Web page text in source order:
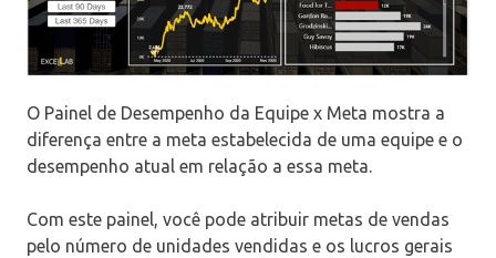
O Painel de Desempenho da Equipe x Meta mostra a
diferença entre a meta estabelecida de uma equipe e o
desempenho atual em relação a essa meta.
Com este painel, você pode atribuir metas de vendas
pelo número de unidades vendidas e os lucros gerais